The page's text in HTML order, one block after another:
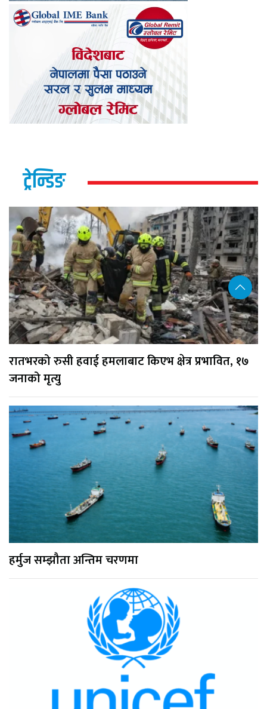
ट्रेन्डिङ
रातभरको रुसी हवाई हमलाबाट किएभ क्षेत्र प्रभावित, १७
जनाको मृत्यु
हर्मुज सम्झौता अन्तिम चरणमा